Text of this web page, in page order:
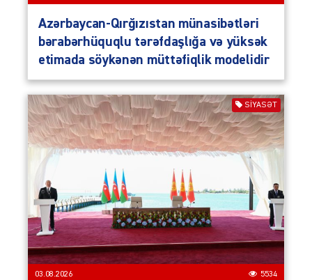
Azərbaycan-Qırğızıstan münasibətləri
bərabərhüquqlu tərəfdaşlığa və yüksək
etimada söykənən müttəfiqlik modelidir
SIYASƏT
03.08.2026 5534